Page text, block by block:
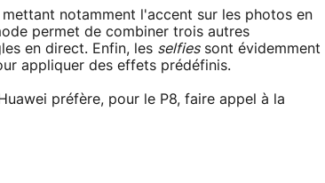
notamment l'accent sur les photos en
permet de combiner trois autres
en direct. Enfin, les selfiessont évidemment
appliquer des effets prédéfinis.
préfère, pour le P8, faire appel à la